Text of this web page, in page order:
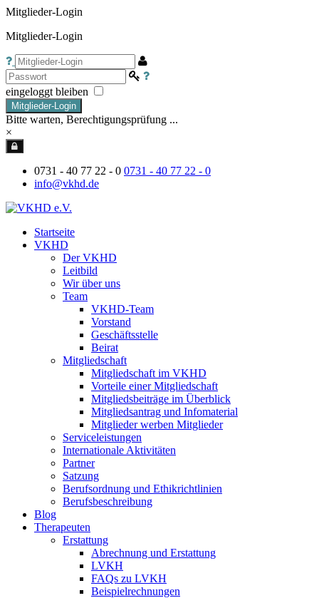
Mitglieder-Login
Mitglieder-Login
eingeloggt bleiben
Mitglieder-Login
Bitte warten, Berechtigungsprüfung ...
×
0731 - 40 77 22 - 0 0731 - 40 77 22 - 0
info@vkhd.de
Startseite
VKHD
Der VKHD
Leitbild
Wir über uns
Team
VKHD-Team
Vorstand
Geschäftsstelle
Beirat
Mitgliedschaft
Mitgliedschaft im VKHD
Vorteile einer Mitgliedschaft
Mitgliedsbeiträge im Überblick
Mitgliedsantrag und Infomaterial
Mitglieder werben Mitglieder
Serviceleistungen
Internationale Aktivitäten
Partner
Satzung
Berufsordnung und Ethikrichtlinien
Berufsbeschreibung
Blog
Therapeuten
Erstattung
Abrechnung und Erstattung
LVKH
FAQs zu LVKH
Beispielrechnungen